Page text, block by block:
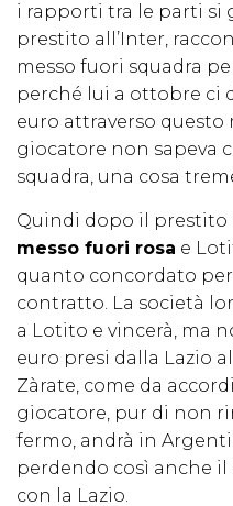
i rapporti tra le parti si
prestito all’Inter,
messo fuori squadra
perché lui a ottobre ci
euro attraverso questo
giocatore non sapeva
squadra, una cosa
Quindi dopo il prestito
messo fuori rosa e
quanto concordato
contratto. La società
a Lotito e vincerà, ma
euro presi dalla Lazio
Zàrate, come da
giocatore, pur di non
fermo, andrà in
perdendo così anche
con la Lazio.